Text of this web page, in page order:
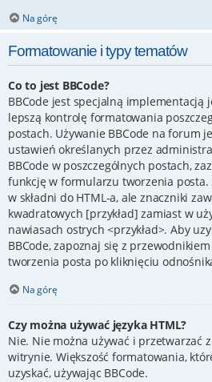
Na górę
Formatowanie i typy tematów
Co to jest BBCode?
BBCode jest specjalną implementacją
lepszą kontrolę formatowania
postach. Używanie BBCode na forum
ustawień określanych przez
BBCode w poszczególnych postach,
funkcję w formularzu tworzenia posta.
w składni do HTML-a, ale znaczniki
kwadratowych [przykład] zamiast w
nawiasach ostrych <przykład>. Aby
BBCode, zapoznaj się z
tworzenia posta po kliknięciu
Na górę
Czy można używać języka HTML?
Nie. Nie można używać i przetwarzać
witrynie. Większość formatowania,
uzyskać, używając BBCode.